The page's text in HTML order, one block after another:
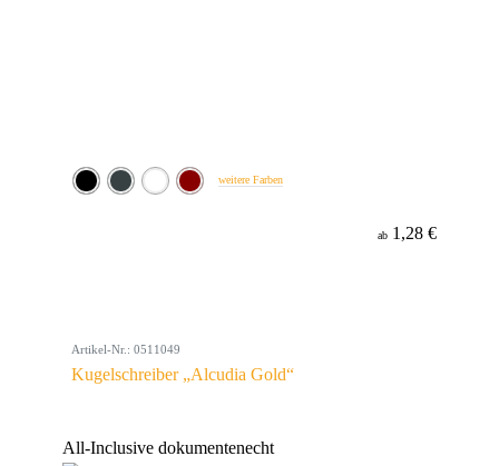
weitere Farben
ab 1,28 €
Artikel-Nr.: 0511049
Kugelschreiber „Alcudia Gold“
All-Inclusive dokumentenecht